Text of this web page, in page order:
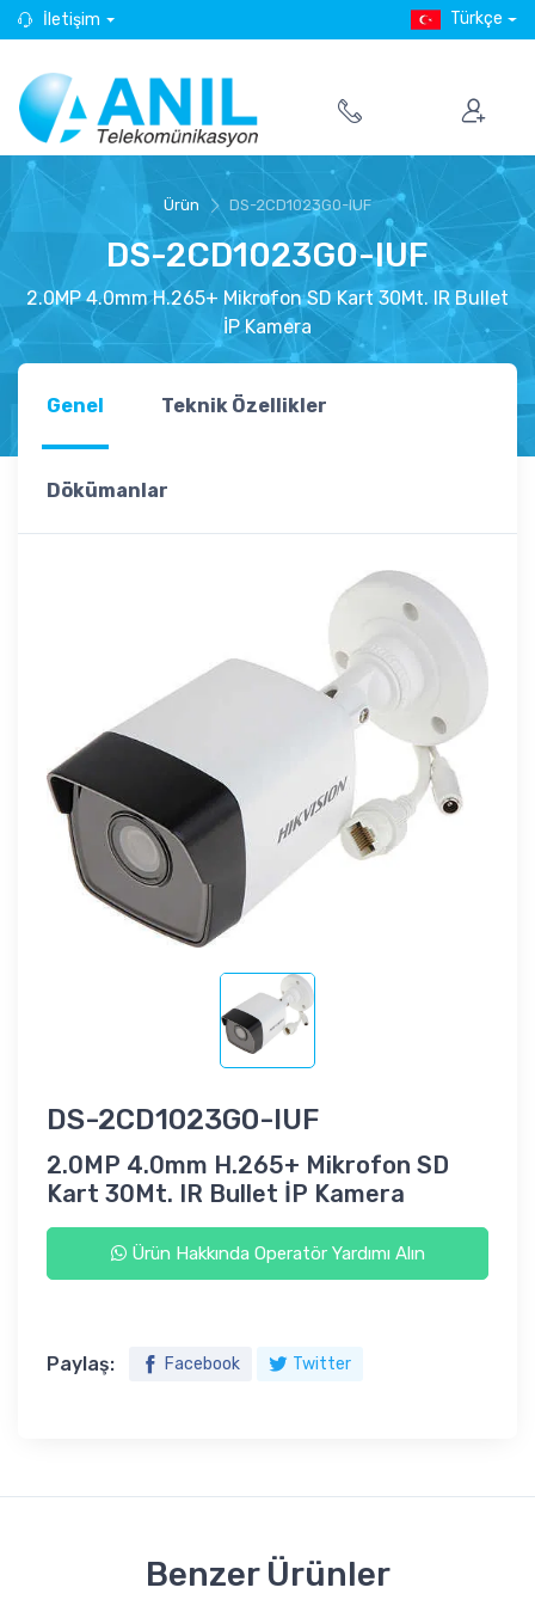
İletişim Türkçe
Ürün DS-2CD1023G0-IUF
DS-2CD1023G0-IUF
2.0MP 4.0mm H.265+ Mikrofon SD Kart 30Mt. IR Bullet
İP Kamera
Genel Teknik Özellikler
Dökümanlar
DS-2CD1023G0-IUF
2.0MP 4.0mm H.265+ Mikrofon SD
Kart 30Mt. IR Bullet İP Kamera
Ürün Hakkında Operatör Yardımı Alın
Paylaş: Facebook Twitter
Benzer Ürünler